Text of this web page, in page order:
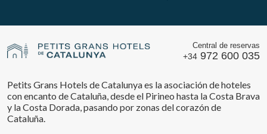
Central de reservas
+34 972 600 035
Petits Grans Hotels de Catalunya es la asociación de hoteles
con encanto de Cataluña, desde el Pirineo hasta la Costa Brava
y la Costa Dorada, pasando por zonas del corazón de
Cataluña.Guardar configuración Aceptar todas